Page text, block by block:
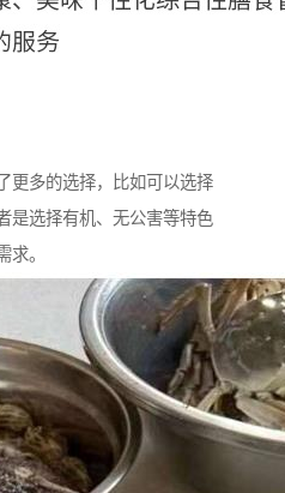
更多的选择，比如可以选择
是选择有机、无公害等特色
求。